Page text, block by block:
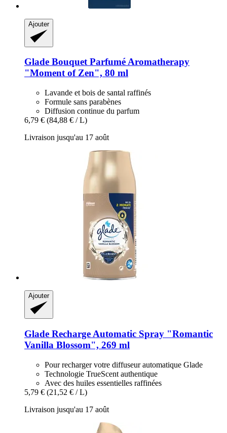
Ajouter
Glade Bouquet Parfumé Aromatherapy
"Moment of Zen", 80 ml
Lavande et bois de santal raffinés
Formule sans parabènes
Diffusion continue du parfum
6,79 € (84,88 € / L)
Livraison jusqu'au 17 août
Ajouter
Glade Recharge Automatic Spray "Romantic
Vanilla Blossom", 269 ml
Pour recharger votre diffuseur automatique Glade
Technologie TrueScent authentique
Avec des huiles essentielles raffinées
5,79 € (21,52 € / L)
Livraison jusqu'au 17 août